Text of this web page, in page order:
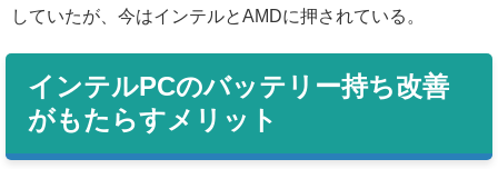
していたが、今はインテルとAMDに押されている。
インテルPCのバッテリー持ち改善
がもたらすメリット